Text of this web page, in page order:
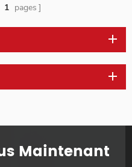
1 pages
Maintenant